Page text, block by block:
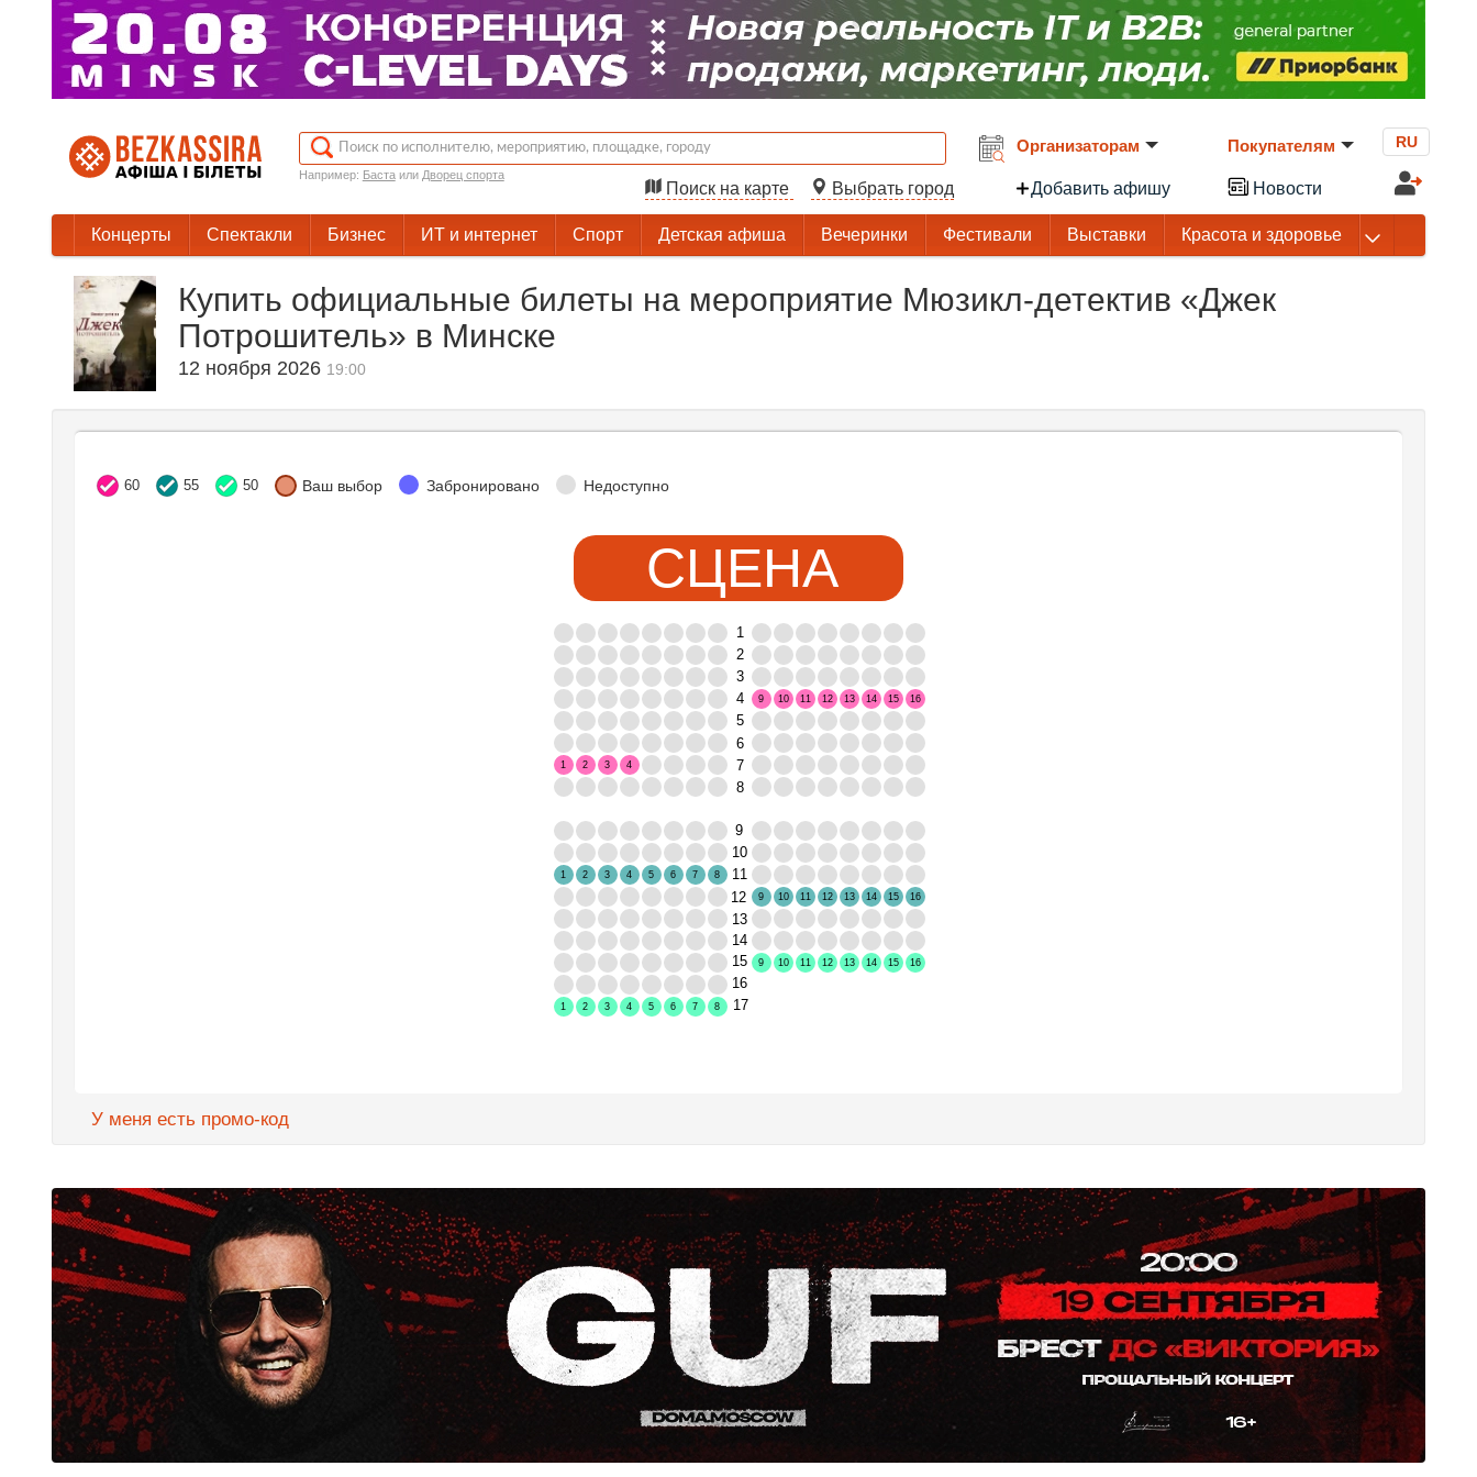
Например: Бастаили Дворец спорта
Поиск на карте Выбрать город
Организаторам
Добавить афишу
Покупателям
Новости
RU
Концерты Спектакли Бизнес ИТ и интернет Спорт Детская афиша Вечеринки Фестивали Выставки Красота и здоровье
Купить официальные билеты на мероприятие Мюзикл-детектив «Джек
Потрошитель» в Минске
12 ноября 2026 19:00
60 55 50 Ваш выбор Забронировано Недоступно
СЦЕНА
9 10 11 12 13 14 15 16
1 2 3 4
1 2 3 4 5 6 7
8
9
10 11 12 13 14 15 16
9 10 11 12 13 14 15 16
1 2 3 4 5 6 7 8
1
2
3
4
5
6
7
8
9
10
11
12
13
14
15
16
17
У меня есть промо-код